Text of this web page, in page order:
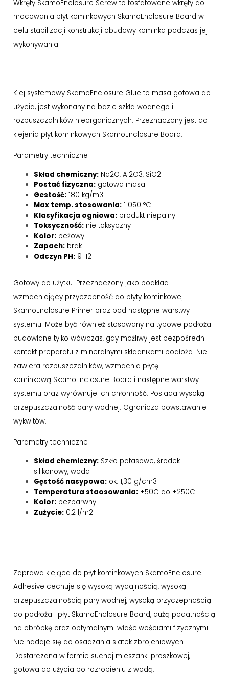
Wkręty SkamoEnclosure Screw to fosfatowane wkręty do
mocowania płyt kominkowych SkamoEnclosure Board w
celu stabilizacji konstrukcji obudowy kominka podczas jej
wykonywania.
Klej systemowy SkamoEnclosure Glue to masa gotowa do
użycia, jest wykonany na bazie szkła wodnego i
rozpuszczalników nieorganicznych. Przeznaczony jest do
klejenia płyt kominkowych SkamoEnclosure Board.
Parametry techniczne
Skład chemiczny: Na2O, Al2O3, SiO2
Postać fizyczna: gotowa masa
Gestość: 180 kg/m3
Max temp. stosowania: 1 050 °C
Klasyfikacja ogniowa: produkt niepalny
Toksyczność: nie toksyczny
Kolor: beżowy
Zapach: brak
Odczyn PH: 9-12
Gotowy do użytku. Przeznaczony jako podkład
wzmacniający przyczepność do płyty kominkowej
SkamoEnclosure Primer oraz pod następne warstwy
systemu. Może być również stosowany na typowe podłoża
budowlane tylko wówczas, gdy możliwy jest bezpośredni
kontakt preparatu z mineralnymi składnikami podłoża. Nie
zawiera rozpuszczalników, wzmacnia płytę
kominkową SkamoEnclosure Board i następne warstwy
systemu oraz wyrównuje ich chłonność. Posiada wysoką
przepuszczalność pary wodnej. Ogranicza powstawanie
wykwitów.
Parametry techniczne
Skład chemiczny: Szkło potasowe, środek
silikonowy, woda
Gęstość nasypowa: ok. 1,30 g/cm3
Temperatura staosowania: +50C do +250C
Kolor: bezbarwny
Zużycie: 0,2 l/m2
Zaprawa klejąca do płyt kominkowych SkamoEnclosure
Adhesive cechuje się wysoką wydajnością, wysoką
przepuszczalnością pary wodnej, wysoką przyczepnością
do podłoża i płyt SkamoEnclosure Board, dużą podatnością
na obróbkę oraz optymalnymi właściwościami fizycznymi.
Nie nadaje się do osadzania siatek zbrojeniowych.
Dostarczana w formie suchej mieszanki proszkowej,
gotowa do użycia po rozrobieniu z wodą.